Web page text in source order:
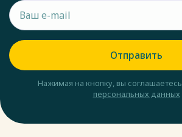
Отправить
Нажимая на кнопку, вы соглашаетесь
персональных данных